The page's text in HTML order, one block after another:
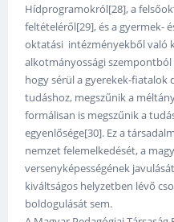
Hídprogramokról[28], a
feltételéről[29], és a gyermek-
oktatási intézményekből való
alkotmányossági
hogy sérül a gyerekek-fiatalok
tudáshoz, megszűnik a
formálisan is megszűnik a
egyenlősége[30]. Ez a
nemzet felemelkedését, a
versenyképességének
kiváltságos helyzetben lévő
boldogulását sem.